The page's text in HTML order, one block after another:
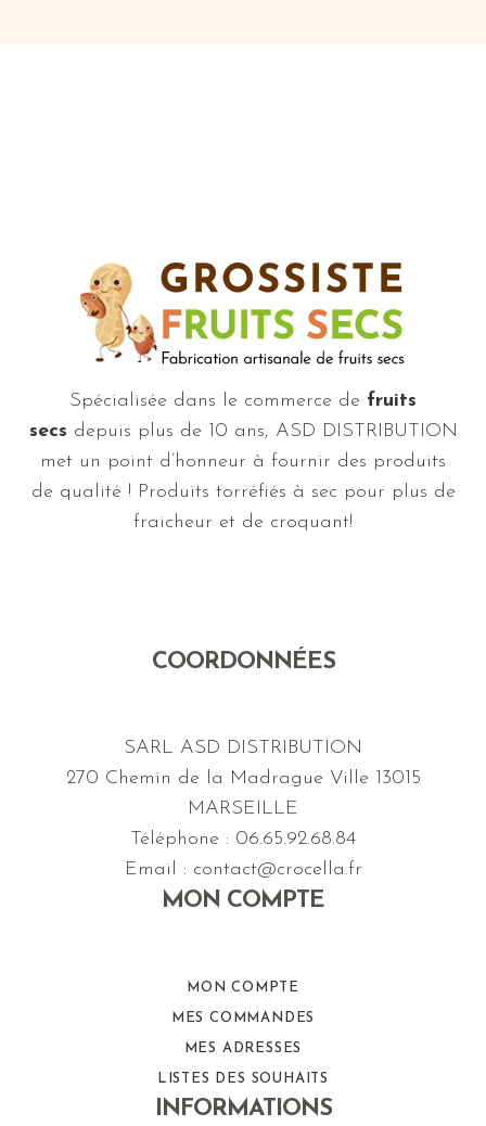
Spécialisée dans le commerce de fruits
secs depuis plus de 10 ans, ASD DISTRIBUTION
met un point d’honneur à fournir des produits
de qualité ! Produits torréfiés à sec pour plus de
fraicheur et de croquant!
COORDONNÉES
SARL ASD DISTRIBUTION
270 Chemin de la Madrague Ville 13015
MARSEILLE
Téléphone : 06.65.92.68.84
Email : contact@crocella.fr
MON COMPTE
MON COMPTE
MES COMMANDES
MES ADRESSES
LISTES DES SOUHAITS
INFORMATIONS